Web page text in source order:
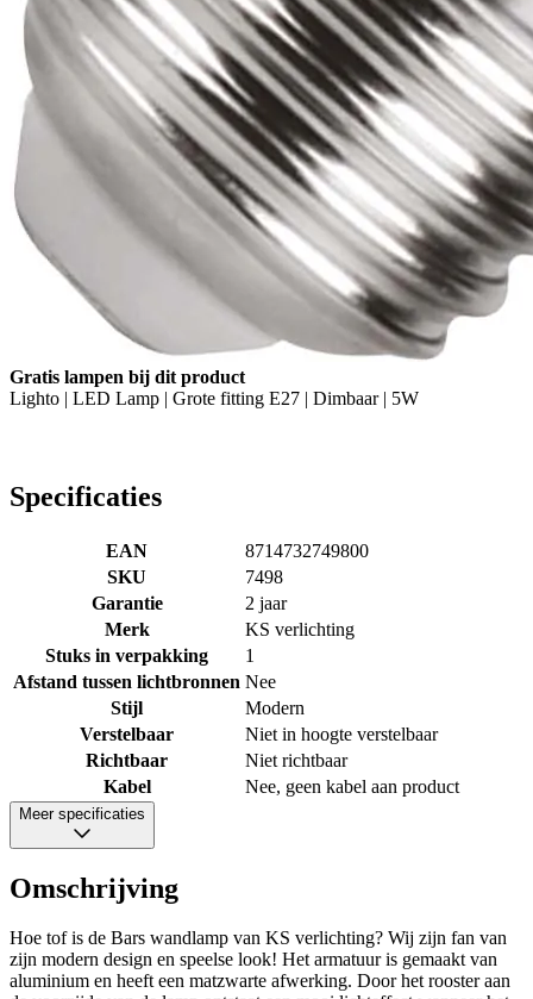
Gratis lampen bij dit product
Lighto | LED Lamp | Grote fitting E27 | Dimbaar | 5W
Specificaties
EAN
8714732749800
SKU
7498
Garantie
2 jaar
Merk
KS verlichting
Stuks in verpakking
1
Afstand tussen lichtbronnen Nee
Stijl
Modern
Verstelbaar
Niet in hoogte verstelbaar
Richtbaar
Niet richtbaar
Kabel
Nee, geen kabel aan product
Meer specificaties
Omschrijving
Hoe tof is de Bars wandlamp van KS verlichting? Wij zijn fan van
zijn modern design en speelse look! Het armatuur is gemaakt van
aluminium en heeft een matzwarte afwerking. Door het rooster aan